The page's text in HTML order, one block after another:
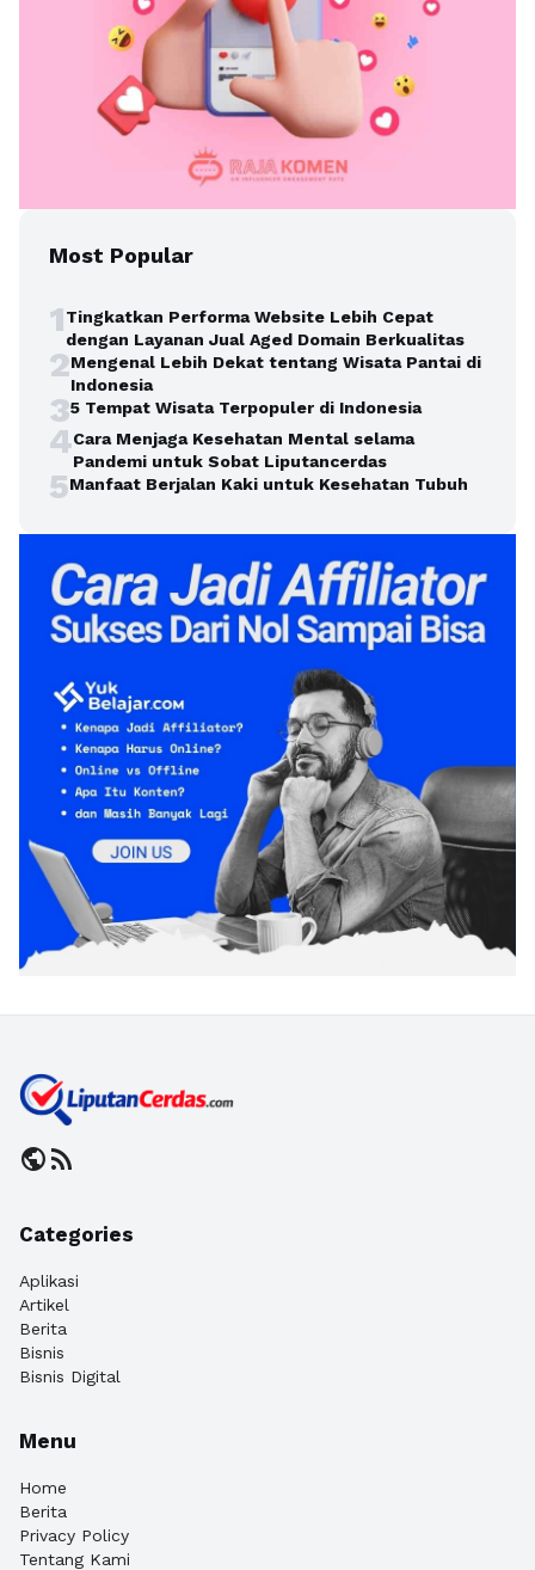
Most Popular
1Tingkatkan Performa Website Lebih Cepat
dengan Layanan Jual Aged Domain Berkualitas
2Mengenal Lebih Dekat tentang Wisata Pantai di
Indonesia
35 Tempat Wisata Terpopuler di Indonesia
4Cara Menjaga Kesehatan Mental selama
Pandemi untuk Sobat Liputancerdas
5Manfaat Berjalan Kaki untuk Kesehatan Tubuh
publicrss_feed
Categories
Aplikasi
Artikel
Berita
Bisnis
Bisnis Digital
Menu
Home
Berita
Privacy Policy
Tentang Kami